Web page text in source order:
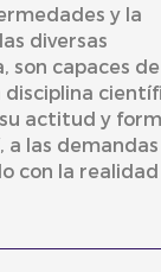
y la
diversas
son capaces de
actitud y
a las
con la realidad